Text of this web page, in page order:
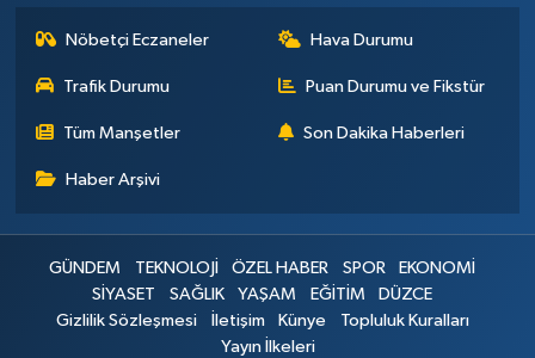
Nöbetçi Eczaneler Hava Durumu
Trafik Durumu Puan Durumu ve Fikstür
Tüm Manşetler Son Dakika Haberleri
Haber Arşivi
GÜNDEM TEKNOLOJİ ÖZEL HABER SPOR
EKONOMİ
SİYASET
SAĞLIK YAŞAM EĞİTİM
DÜZCE
Gizlilik Sözleşmesi
İletişim Künye
Topluluk Kuralları
Yayın İlkeleri